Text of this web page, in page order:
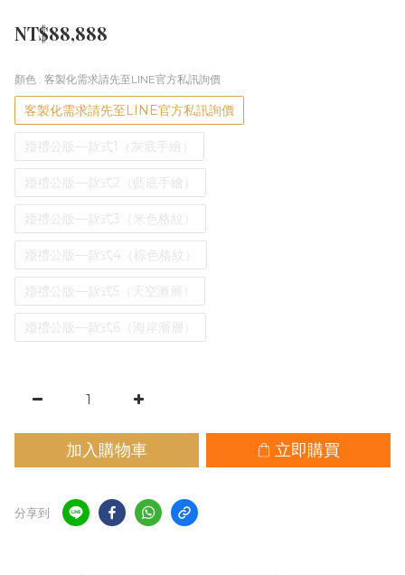
NT$88,888
顏色 : 客製化需求請先至LINE官方私訊詢價
客製化需求請先至LINE官方私訊詢價
婚禮公版—款式1（灰底手繪）
婚禮公版—款式2（藍底手繪）
婚禮公版—款式3（米色格紋）
婚禮公版—款式4（棕色格紋）
婚禮公版—款式5（天空漸層）
婚禮公版—款式6（海岸漸層）
加入購物車 立即購買
分享到